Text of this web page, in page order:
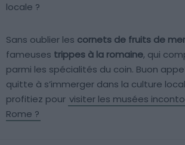
locale ?
Sans oublier les cornets de fruits de mer
fameuses trippes à la romaine, qui
parmi les spécialités du coin. Buon
quitte à s’immerger dans la culture
profitiez pour visiter les musées
Rome ?